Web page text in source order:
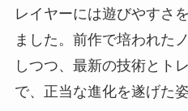
レイヤーには遊びやすさ
ました。前作で培われた
しつつ、最新の技術とト
で、正当な進化を遂げた